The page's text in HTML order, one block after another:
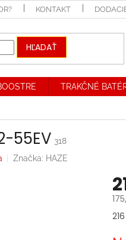
KONTAKT
HĽADAŤ
TRAKČNÉ
55EV 318
Značka: HAZE